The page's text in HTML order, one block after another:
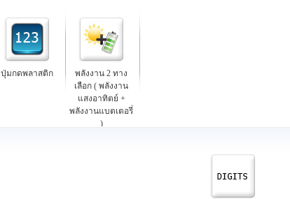
ปุ่มกดพลาสติก
พลังงาน 2 ทาง
เลือก ( พลังงาน
แสงอาทิตย์ +
พลังงานแบตเตอรี่
)